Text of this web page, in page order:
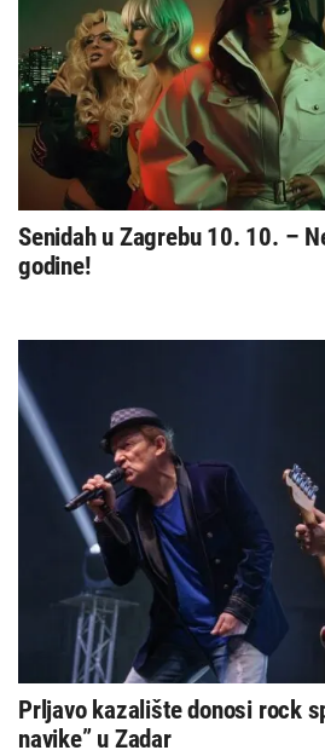
Senidah u Zagrebu 10. 10. –
godine!
Prljavo kazalište donosi rock
navike” u Zadar